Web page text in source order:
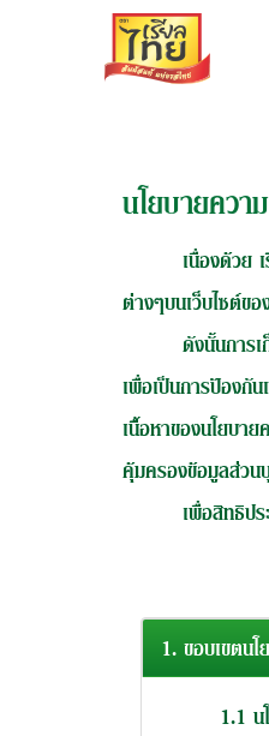
นโยบายควา
เนื่องด้วย
ต่างๆบนเว็บไซต์ขอ
ดังนั้นการ
เพื่อเป็นการป้องกั
เนื้อหาของนโยบา
คุ้มครองข้อมูลส่ว
เพื่อสิทธิป
1. ขอบเขตน
1.1 น